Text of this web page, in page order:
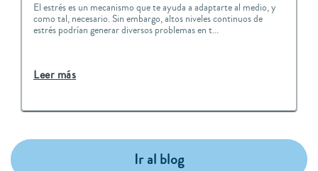
El estrés es un mecanismo que te ayuda a adaptarte al medio, y
como tal, necesario. Sin embargo, altos niveles continuos de
estrés podrían generar diversos problemas en t...
Leer más
Ir al blog